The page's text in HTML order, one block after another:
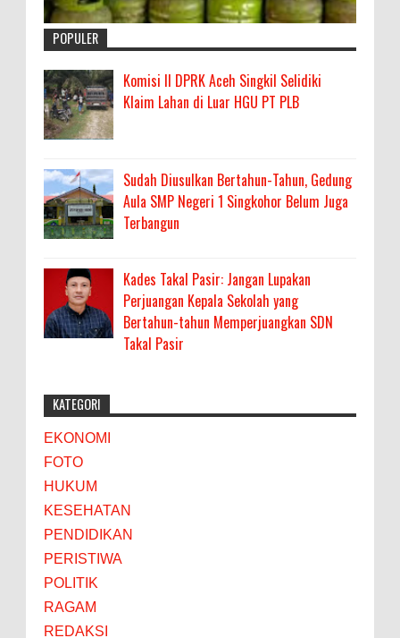
POPULER
Komisi II DPRK Aceh Singkil Selidiki
Klaim Lahan di Luar HGU PT PLB
Sudah Diusulkan Bertahun-Tahun, Gedung
Aula SMP Negeri 1 Singkohor Belum Juga
Terbangun
Kades Takal Pasir: Jangan Lupakan
Perjuangan Kepala Sekolah yang
Bertahun-tahun Memperjuangkan SDN
Takal Pasir
KATEGORI
EKONOMI
FOTO
HUKUM
KESEHATAN
PENDIDIKAN
PERISTIWA
POLITIK
RAGAM
REDAKSI